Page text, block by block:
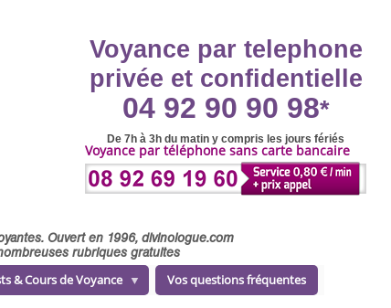
Voyance par telephone
privée et confidentielle
04 92 90 90 98*
De 7h à 3h du matin y compris les jours fériés
Voyance par téléphone sans carte bancaire
Ouvert en 1996, divinologue.com
rubriques gratuites
& Cours de Voyance Vos questions fréquentes